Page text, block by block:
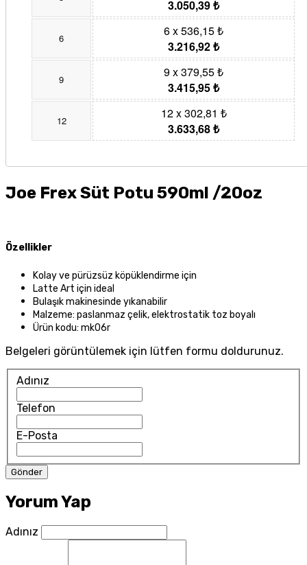
3.050,39 ₺
6
6 x 536,15 ₺
3.216,92 ₺
9
9 x 379,55 ₺
3.415,95 ₺
12
12 x 302,81 ₺
3.633,68 ₺
Joe Frex Süt Potu 590ml /20oz
Özellikler
Kolay ve pürüzsüz köpüklendirme için
Latte Art için ideal
Bulaşık makinesinde yıkanabilir
Malzeme: paslanmaz çelik, elektrostatik toz boyalı
Ürün kodu: mk06r
Belgeleri görüntülemek için lütfen formu doldurunuz.
Adınız
Telefon
E-Posta
Yorum Yap
Adınız